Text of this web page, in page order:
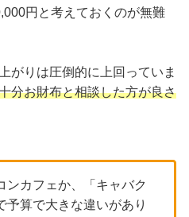
円と考えておくのが無難
がりは圧倒的に上回っていま
分お財布と相談した方が良さ
ンカフェか、「キャバク
予算で大きな違いがあり